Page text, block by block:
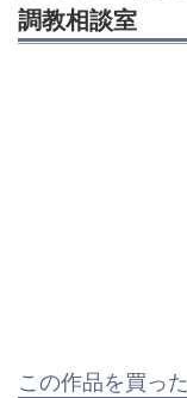
調教相談室
この作品を買っ